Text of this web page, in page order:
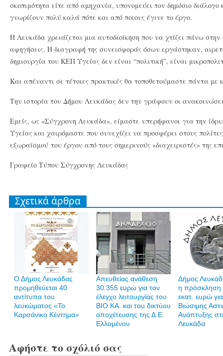
σκοπιμότητα είτε από αμηχανία, υπονομεύει τον δημόσιο διάλογο
γνωρίζουν πολύ καλά πότε και από ποιους έγινε το έργο.
Η Λευκάδα χρειάζεται μια αυτοδιοίκηση που να χτίζει πάνω
αφηγήσεις. Η διαγραφή της συνεισφοράς όσων εργάστηκαν,
δημιουργία του ΚΕΠ Υγείας δεν είναι “πολιτική”, είναι
Και απέναντι σε τέτοιες πρακτικές θα τοποθετούμαστε πάντα με
Την ιστορία του Δήμου Λευκάδας δεν την γράφουν οι
Εμείς, ως «Σύγχρονη Λευκάδα», είμαστε υπερήφανοι για την
Υγείας και χαιρόμαστε που συνεχίζει να προσφέρει στους
εξωραϊσμού του έργου από τους σημερινούς «διαχειριστές» της
Γραφείο Τύπου Σύγχρονης Λευκάδας
Σχετικά άρθρα
Ο Δήμος Λευκάδας
προμηθεύεται 40
αντίτυπα του
λευκώματος «Το
Καρσάνικο Κέντημα»
Απευθείας ανάθεση
30.355 ευρώ για τον
έλεγχο λειτουργίας του
ΒΙΟ.ΚΑ. και του δικτύου
αποχέτευσης της Δ.Ε.
Ελλομένου
Δήμος
η πρόσκληση
εκατ. ευρώ
Βιώσιμης
Ανάπτυξης
Λευκάδα
Αφήστε το σχόλιό σας